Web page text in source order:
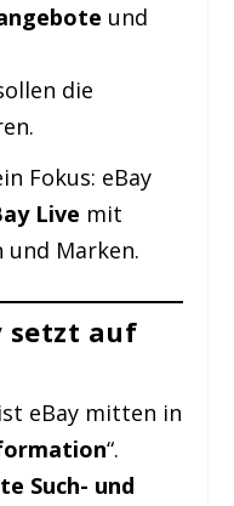
und
die
Fokus: eBay
Live mit
und Marken.
setzt auf
eBay mitten in
“.
Such- und